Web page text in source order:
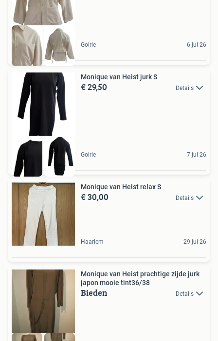
Goirle 6 jul 26
Monique van Heist jurk S
€ 29,50 Details
Goirle 7 jul 26
Monique van Heist relax S
€ 30,00 Details
Haarlem 29 jul 26
Monique van Heist prachtige zijde jurk
japon mooie tint36/38
Bieden Details